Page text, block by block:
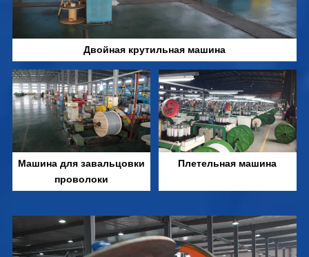
Двойная крутильная машина
Машина для завальцовки
проволоки
Плетельная машина